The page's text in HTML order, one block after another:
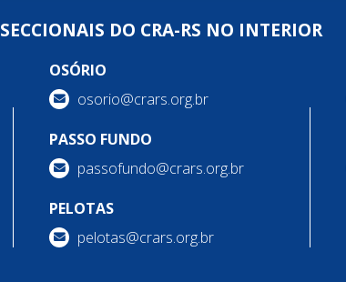
SECCIONAIS DO CRA-RS NO INTERIOR
OSÓRIO
osorio@crars.org.br
PASSO FUNDO
passofundo@crars.org.br
PELOTAS
pelotas@crars.org.br